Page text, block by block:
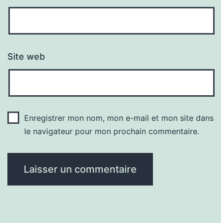
Site web
Enregistrer mon nom, mon e-mail et mon site dans
le navigateur pour mon prochain commentaire.